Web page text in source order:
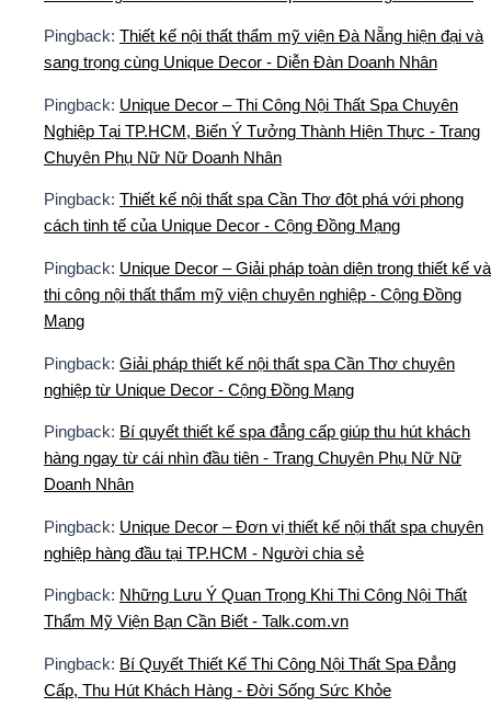
Pingback: Thiết kế nội thất thẩm mỹ viện Đà Nẵng hiện đại và
sang trọng cùng Unique Decor - Diễn Đàn Doanh Nhân
Pingback: Unique Decor – Thi Công Nội Thất Spa Chuyên
Nghiệp Tại TP.HCM, Biến Ý Tưởng Thành Hiện Thực - Trang
Chuyên Phụ Nữ Nữ Doanh Nhân
Pingback: Thiết kế nội thất spa Cần Thơ đột phá với phong
cách tinh tế của Unique Decor - Cộng Đồng Mạng
Pingback: Unique Decor – Giải pháp toàn diện trong thiết kế và
thi công nội thất thẩm mỹ viện chuyên nghiệp - Cộng Đồng
Mạng
Pingback: Giải pháp thiết kế nội thất spa Cần Thơ chuyên
nghiệp từ Unique Decor - Cộng Đồng Mạng
Pingback: Bí quyết thiết kế spa đẳng cấp giúp thu hút khách
hàng ngay từ cái nhìn đầu tiên - Trang Chuyên Phụ Nữ Nữ
Doanh Nhân
Pingback: Unique Decor – Đơn vị thiết kế nội thất spa chuyên
nghiệp hàng đầu tại TP.HCM - Người chia sẻ
Pingback: Những Lưu Ý Quan Trọng Khi Thi Công Nội Thất
Thẩm Mỹ Viện Bạn Cần Biết - Talk.com.vn
Pingback: Bí Quyết Thiết Kế Thi Công Nội Thất Spa Đẳng
Cấp, Thu Hút Khách Hàng - Đời Sống Sức Khỏe